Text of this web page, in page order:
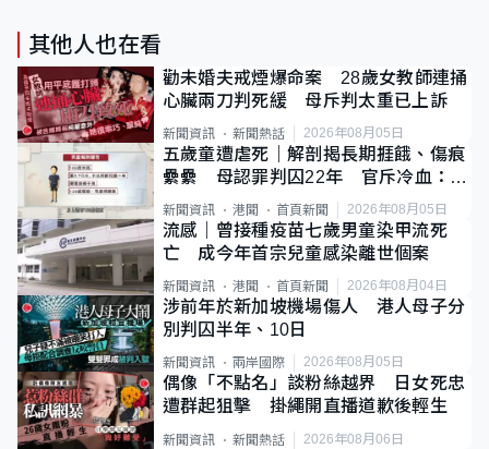
其他人也在看
勸未婚夫戒煙爆命案 28歲女教師連捅
心臟兩刀判死緩 母斥判太重已上訴
新聞資訊 新聞熱話 2026年08月05日
五歲童遭虐死｜解剖揭長期捱餓、傷痕
纍纍 母認罪判囚22年 官斥冷血：同
類案最惡劣
新聞資訊 港聞 首頁新聞 2026年08月05日
流感｜曾接種疫苗七歲男童染甲流死
亡 成今年首宗兒童感染離世個案
新聞資訊 港聞 首頁新聞 2026年08月04日
涉前年於新加坡機場傷人 港人母子分
別判囚半年、10日
新聞資訊 兩岸國際 2026年08月05日
偶像「不點名」談粉絲越界 日女死忠
遭群起狙擊 掛繩開直播道歉後輕生
新聞資訊 新聞熱話 2026年08月06日